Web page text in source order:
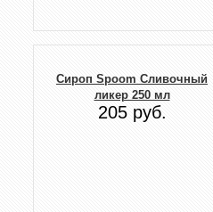
Сироп Spoom Сливочный
ликер 250 мл
205 руб.